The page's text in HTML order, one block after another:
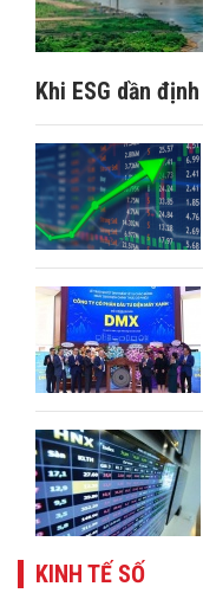
Khi ESG dần
KINH TẾ SỐ